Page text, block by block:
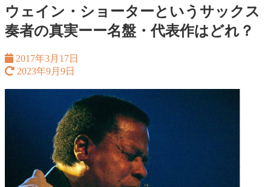
ウェイン・ショーターというサックス
奏者の真実ーー名盤・代表作はどれ？
2017年3月17日
2023年9月9日